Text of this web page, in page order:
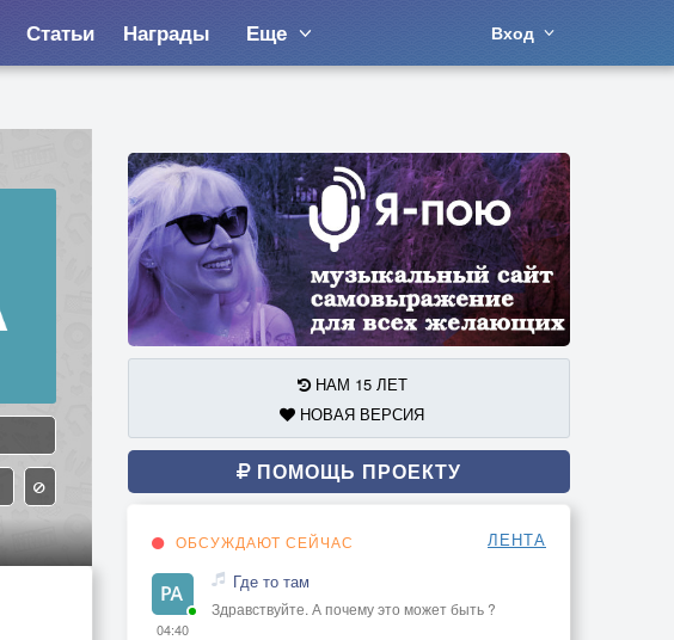
Статьи Награды Еще Вход
НАМ 15 ЛЕТ
НОВАЯ ВЕРСИЯ
ПОМОЩЬ ПРОЕКТУ
ОБСУЖДАЮТ СЕЙЧАС ЛЕНТА
04:40
Где то там
Здравствуйте. А почему это может быть ?